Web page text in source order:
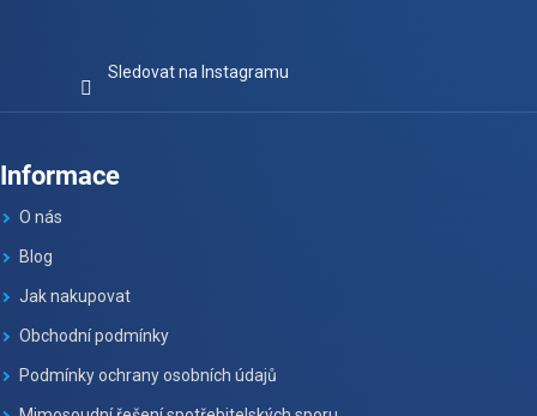
Sledovat na Instagramu
Informace
O nás
Blog
Jak nakupovat
Obchodní podmínky
Podmínky ochrany osobních údajů